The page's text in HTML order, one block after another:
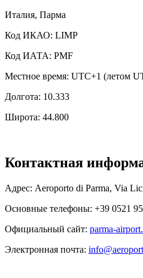
Италия, Парма
Код ИКАО: LIMP
Код ИАТА: PMF
Местное время: UTC+1 (летом
Долгота: 10.333
Широта: 44.800
Контактная
Адрес: Aeroporto di Parma, Via
Основные телефоны: +39 0521
Официальный сайт: parma-
Электронная почта: